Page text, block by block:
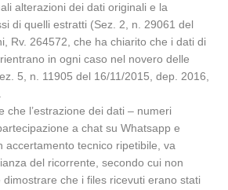
alterazioni dei dati originali e la
di quelli estratti (Sez. 2, n. 29061 del
Rv. 264572, che ha chiarito che i dati di
in ogni caso nel novero delle
5, n. 11905 del 16/11/2015, dep. 2016,
che l’estrazione dei dati – numeri
a chat su Whatsapp e
accertamento tecnico ripetibile, va
del ricorrente, secondo cui non
dimostrare che i files ricevuti erano stati